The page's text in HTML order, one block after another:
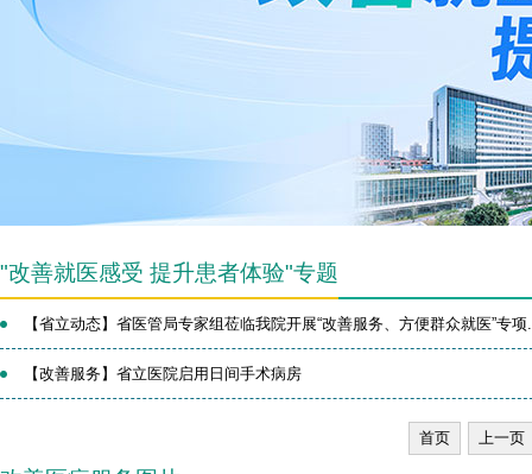
"改善就医感受 提升患者体验"专题
【省立动态】省医管局专家组莅临我院开展“改善服务、方便群众就医”专项
【改善服务】省立医院启用日间手术病房
首页 上一页